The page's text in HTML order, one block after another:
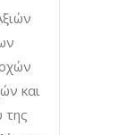
και
της